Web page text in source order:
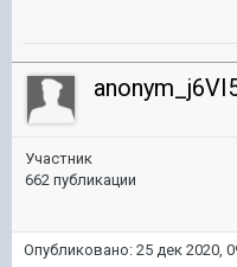
Участник
662 публикации
Опубликовано: 25 дек 2020,